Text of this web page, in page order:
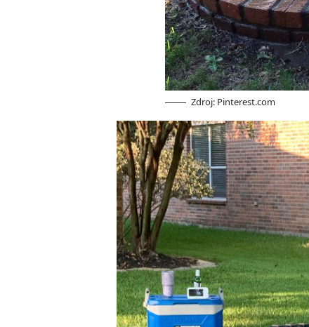
Zdroj: Pinterest.com